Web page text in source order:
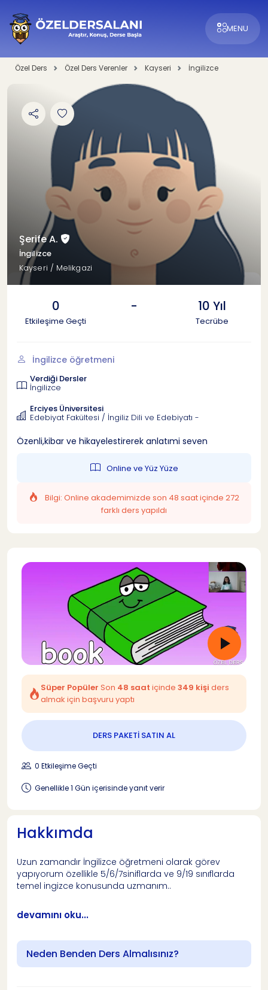
MENU
Özel Ders Özel Ders Verenler Kayseri İngilizce
Şerife A.
İngilizce
Kayseri / Melikgazi
0
Etkileşime Geçti
- 10 Yıl
Tecrübe
İngilizce öğretmeni
Verdiği Dersler
İngilizce
Erciyes Üniversitesi
Edebiyat Fakültesi / İngiliz Dili ve Edebiyatı -
Özenli,kibar ve hikayelestirerek anlatımi seven
Online ve Yüz Yüze
Bilgi: Online akademimizde son 48 saat içinde 272
farklı ders yapıldı
Süper Popüler Son 48 saat içinde 349 kişi ders
almak için başvuru yaptı
DERS PAKETİ SATIN AL
0 Etkileşime Geçti
Genellikle 1 Gün içerisinde yanıt verir
Hakkımda
Uzun zamandır İngilizce öğretmeni olarak görev
yapıyorum özellikle 5/6/7siniflarda ve 9/19 sınıflarda
temel ingizce konusunda uzmanım..
devamını oku...
Neden Benden Ders Almalısınız?